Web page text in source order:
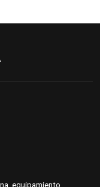
equipamiento